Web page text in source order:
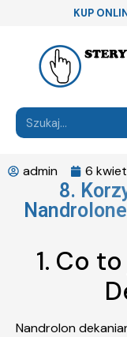
KUP
admin 6
8.
1. Co
Nandrolon